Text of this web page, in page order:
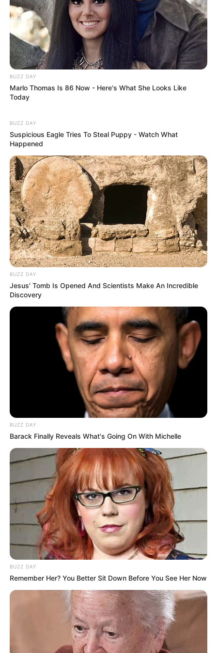
hagen
21.08.2026 19:00 Uhr: 27. Rock im Park Leuben im
Veranstaltungsplan für Nossen
22.08.2026 00:00 Uhr: TaunusROCK 2026 imVeran
staltungsplan für Taunusstein
Saxophonen um die Welt - Konzert in der
29.08.2026 19:30 Uhr: POWER STATE live im
Kulturpalast Wiesbaden im
Wiesbaden
30.08.2026 19:30 Uhr: Glenn Miller Orchestra
directed by Uli Plettendorff imVeranstaltungsplan für
Bad Zwischenahn
04.09.2026 18:00 Uhr: ROCK-INN LIVE: LEGIONS
OF STEEL imVeranstaltungsplan für Georgsmarien
hütte
04.09.2026 20:00 Uhr: Jazz - Eat and Talk im ART
SALON N18 imVeranstaltungsplan für Köln
Friends imVeranstaltungsplan für Schwerin
19.09.2026 19:30 Uhr: Kulturwelten Helmbrechts -
Jasmin Tabatabai & David Klein Quartett im
Veranst
altungsplan für Helmbrechts
03.10.2026 20:00 Uhr: Martin Kälberer live im
Zeughaus Lindau imVeranstaltungsplan für Lindau
(Bodensee)
07.10.2026 18:00 Uhr: Kevin James & Susana -
Mantra-Singkreis - Live in München im
Veranstaltun
gsplan für München
15.10.2026 20:00 Uhr: Glenn Miller Orchestra
directed by Uli Plettendorff imVeranstaltungsplan für
Fürth
31.10.2026 19:30 Uhr: John Diva & The Rockets of
Love imVeranstaltungsplan für Helmbrechts
06.11.2026 19:30 Uhr: HEAVEN 17 -
„ELECTRONICALLY YOURS“ Tour 2026 im
altungsplan für Hamburg
07.11.2026 20:00 Uhr: HEAVEN 17 -
„ELECTRONICALLY YOURS“ Tour 2026 imVeranst
altungsplan für Berlin
08.11.2026 19:00 Uhr: HEAVEN 17 -
„ELECTRONICALLY YOURS“ Tour 2026 im Veranst
altungsplan für Bremen
10.11.2026 20:00 Uhr: HEAVEN 17 -
„ELECTRONICALLY YOURS“ Tour 2026 im
Veranst
altungsplan für München
11.11.2026 20:00 Uhr: HEAVEN 17 -
BUZZ DAY
Marlo Thomas Is 86 Now - Here's What She Looks Like
Today
BUZZ DAY
Suspicious Eagle Tries To Steal Puppy - Watch What
Happened
BUZZ DAY
Jesus' Tomb Is Opened And Scientists Make An Incredible
Discovery
BUZZ DAY
Barack Finally Reveals What's Going On With Michelle
BUZZ DAY
Remember Her? You Better Sit Down Before You See Her Now